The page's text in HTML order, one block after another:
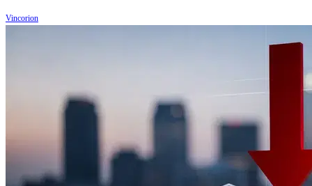
Vincorion